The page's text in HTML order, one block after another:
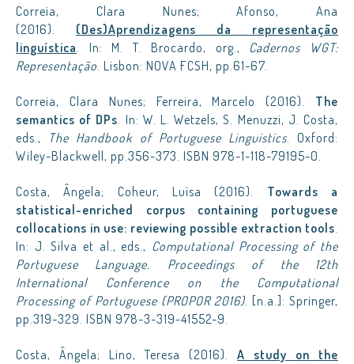
Correia, Clara Nunes; Afonso, Ana
(2016). (Des)Aprendizagens da representação
linguística. In: M. T. Brocardo, org., Cadernos WGT:
Representação. Lisbon: NOVA FCSH, pp.61-67.
Correia, Clara Nunes; Ferreira, Marcelo (2016). The
semantics of DPs. In: W. L. Wetzels, S. Menuzzi, J. Costa,
eds.,
The Handbook of Portuguese Linguistics. Oxford:
Wiley-Blackwell, pp.356-373. ISBN 978-1-118-79195-0.
Costa, Ângela; Coheur, Luísa (2016). Towards a
statistical-enriched corpus containing portuguese
collocations in use: reviewing possible extraction tools.
In: J. Silva et al., eds., Computational Processing of the
Portuguese Language. Proceedings of the 12th
International Conference on the Computational
Processing of Portuguese (PROPOR 2016). [n.a.]: Springer,
pp.319-329. ISBN 978-3-319-41552-9.
Costa, Ângela; Lino, Teresa (2016). A study on the